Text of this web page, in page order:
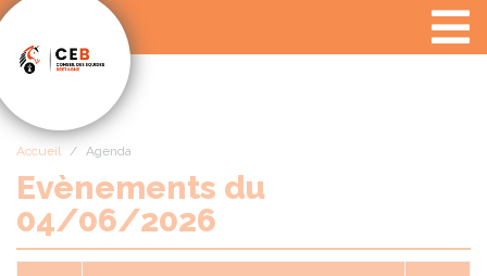
Accueil Agenda
Evènements du
04/06/2026
Panneau de gestion des cookies